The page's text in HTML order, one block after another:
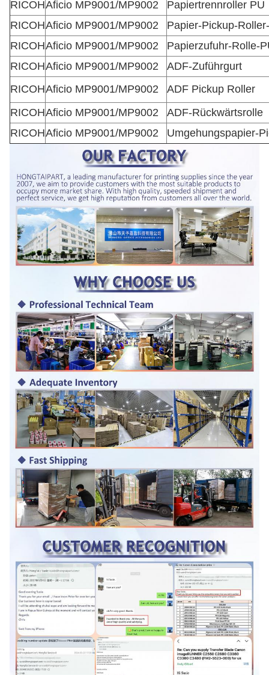
RICOHAficio MP9001/MP9002
Papiertrennroller PU
RICOHAficio MP9001/MP9002
Papier-Pickup-
RICOHAficio MP9001/MP9002
Papierzufuhr-Rolle-
RICOHAficio MP9001/MP9002
ADF-Zuführgurt
RICOHAficio MP9001/MP9002
ADF Pickup Roller
RICOHAficio MP9001/MP9002
ADF-Rückwärtsrolle
RICOHAficio MP9001/MP9002 Umgehungspapier-